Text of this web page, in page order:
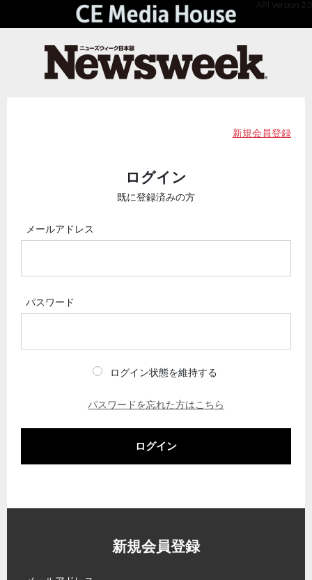
API Version 2.0
新規会員登録
ログイン
既に登録済みの方
メールアドレス
パスワード
ログイン状態を維持する
パスワードを忘れた方はこちら
ログイン
新規会員登録